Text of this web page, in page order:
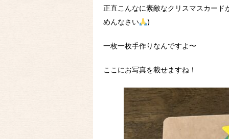
正直こんなに素敵なクリスマスカー
めんなさい
)
一枚一枚手作りなんですよ〜
ここにお写真を載せますね！